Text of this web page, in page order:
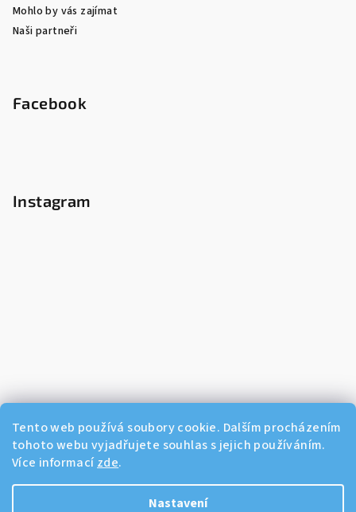
Tento web používá soubory cookie. Dalším procházením
tohoto webu vyjadřujete souhlas s jejich používáním.
Více informací zde.
Nastavení
Mohlo by vás zajímat
Naši partneři
Facebook
Instagram
Sledovat na Instagramu